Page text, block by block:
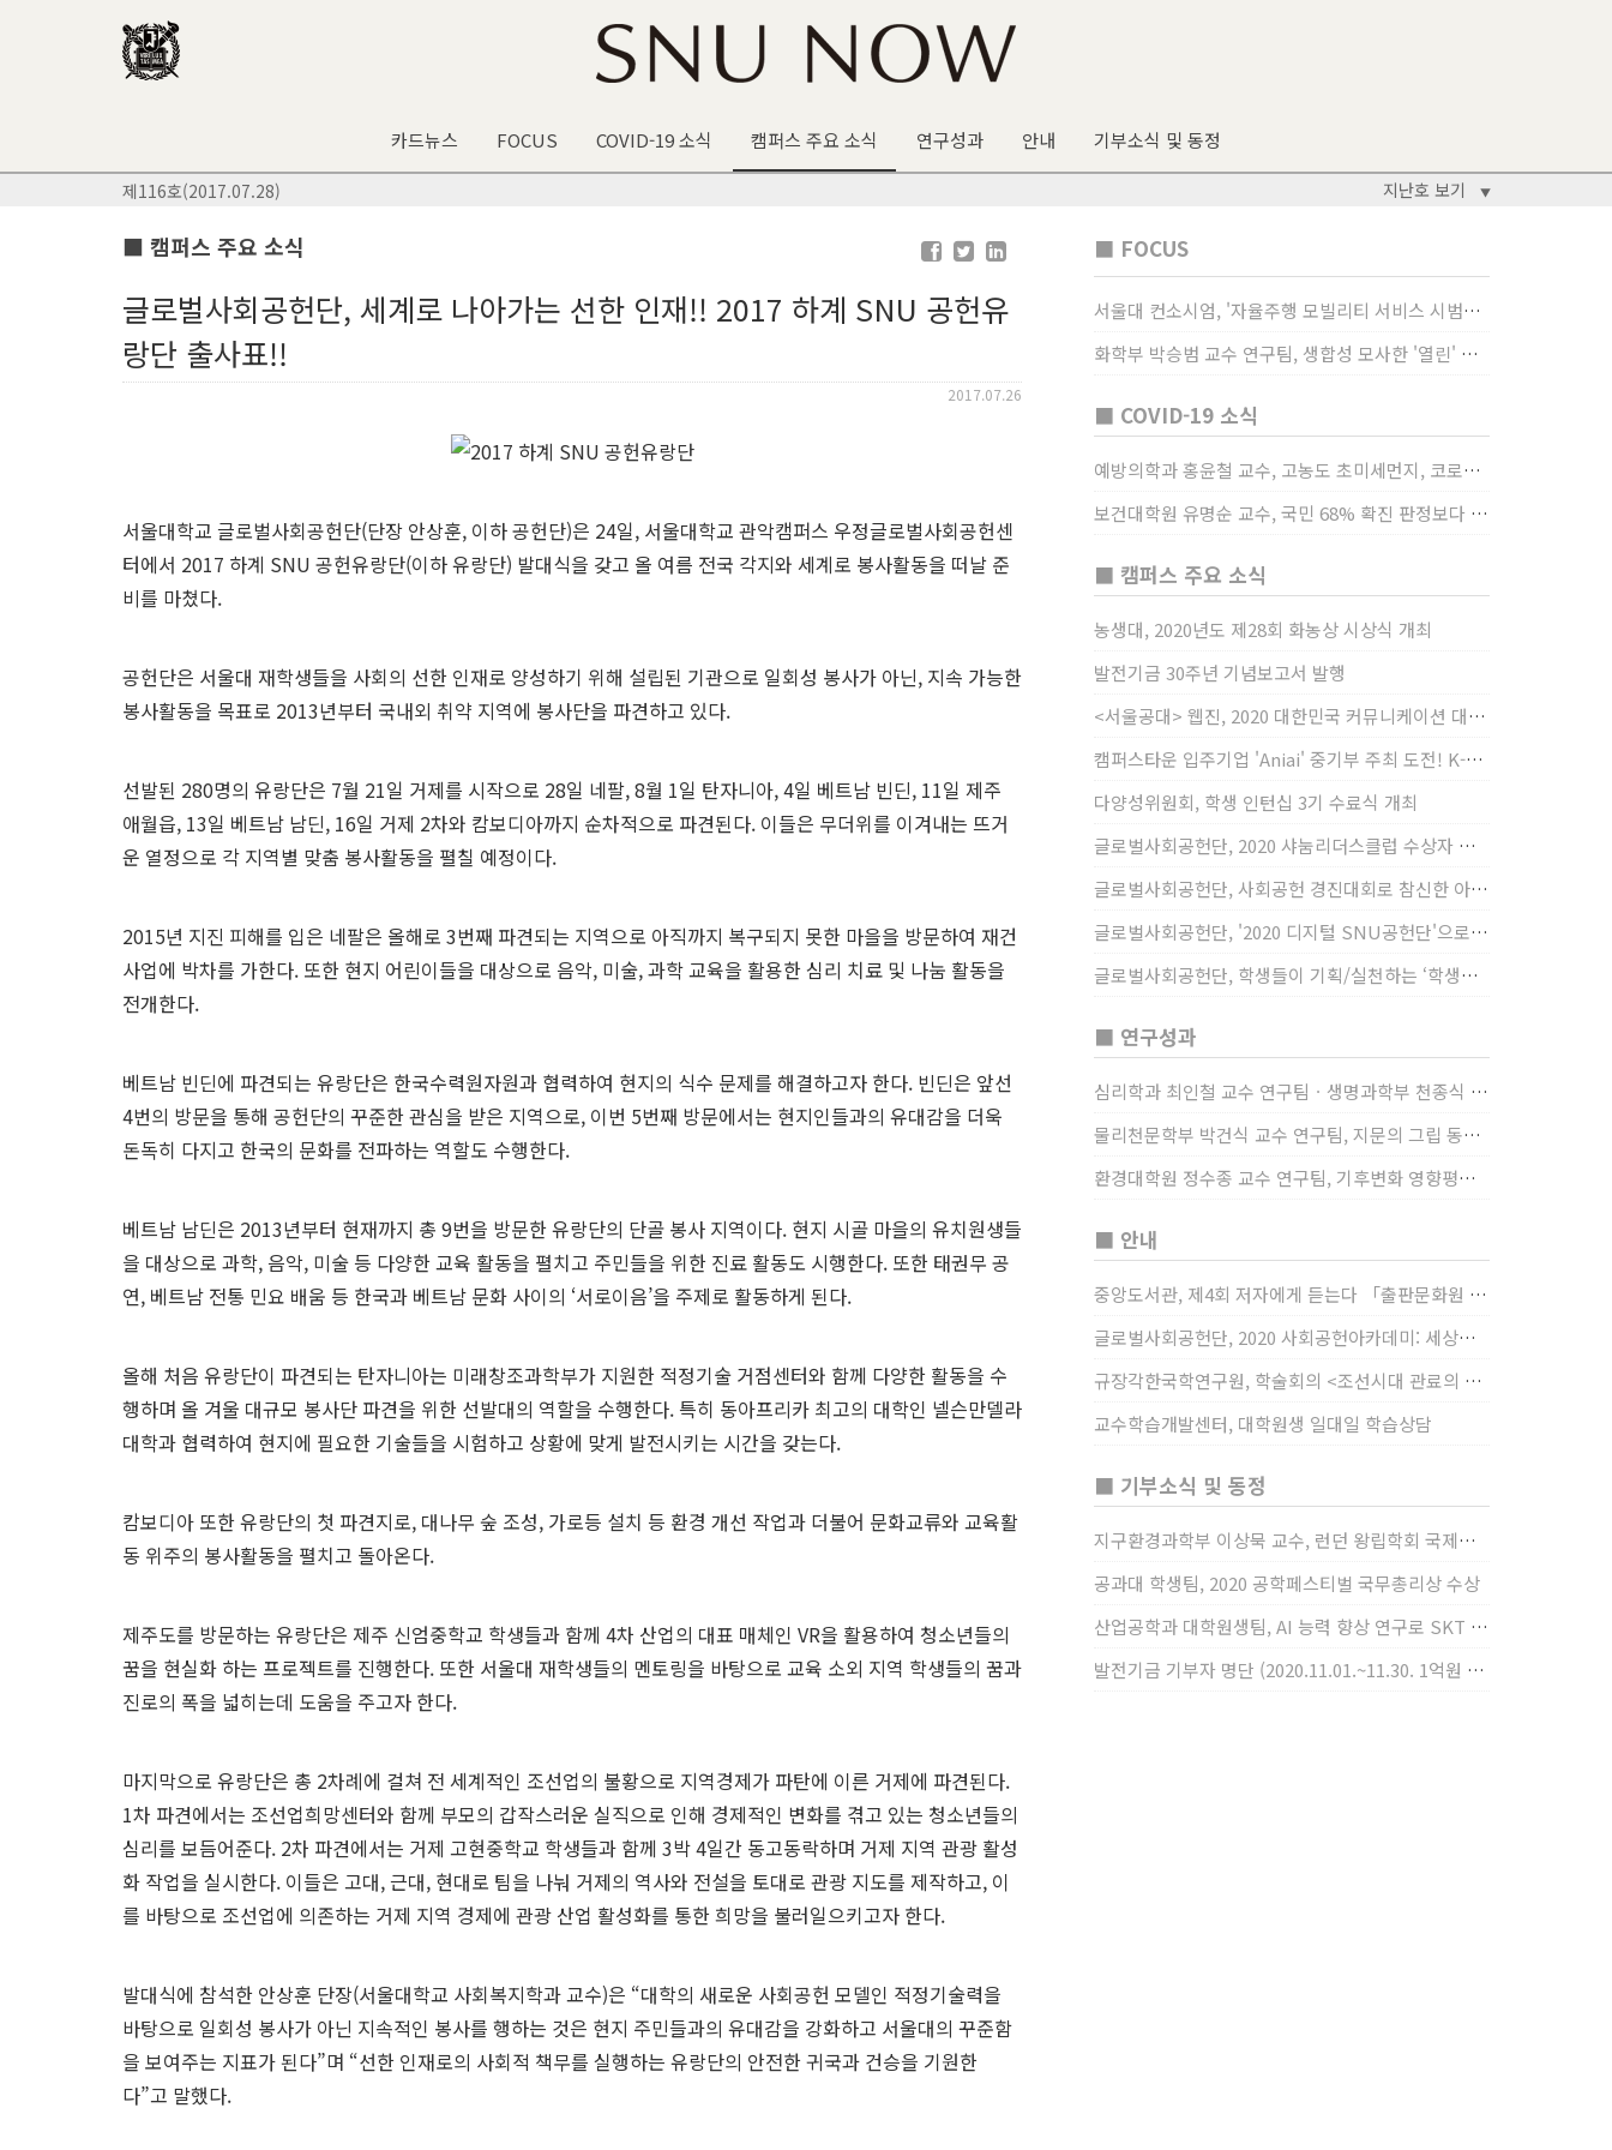
카드뉴스 FOCUS COVID-19 소식 캠퍼스 주요 소식 연구성과 안내 기부소식 및 동정
제116호(2017.07.28) 지난호 보기 ▼
■ 캠퍼스 주요 소식
글로벌사회공헌단, 세계로 나아가는 선한 인재!! 2017 하계 SNU 공헌유
랑단 출사표!!
2017.07.26
서울대학교 글로벌사회공헌단(단장 안상훈, 이하 공헌단)은 24일, 서울대학교 관악캠퍼스 우정글로벌사회공헌센
터에서 2017 하계 SNU 공헌유랑단(이하 유랑단) 발대식을 갖고 올 여름 전국 각지와 세계로 봉사활동을 떠날 준
비를 마쳤다.
공헌단은 서울대 재학생들을 사회의 선한 인재로 양성하기 위해 설립된 기관으로 일회성 봉사가 아닌, 지속 가능한
봉사활동을 목표로 2013년부터 국내외 취약 지역에 봉사단을 파견하고 있다.
선발된 280명의 유랑단은 7월 21일 거제를 시작으로 28일 네팔, 8월 1일 탄자니아, 4일 베트남 빈딘, 11일 제주
애월읍, 13일 베트남 남딘, 16일 거제 2차와 캄보디아까지 순차적으로 파견된다. 이들은 무더위를 이겨내는 뜨거
운 열정으로 각 지역별 맞춤 봉사활동을 펼칠 예정이다.
2015년 지진 피해를 입은 네팔은 올해로 3번째 파견되는 지역으로 아직까지 복구되지 못한 마을을 방문하여 재건
사업에 박차를 가한다. 또한 현지 어린이들을 대상으로 음악, 미술, 과학 교육을 활용한 심리 치료 및 나눔 활동을
전개한다.
베트남 빈딘에 파견되는 유랑단은 한국수력원자원과 협력하여 현지의 식수 문제를 해결하고자 한다. 빈딘은 앞선
4번의 방문을 통해 공헌단의 꾸준한 관심을 받은 지역으로, 이번 5번째 방문에서는 현지인들과의 유대감을 더욱
돈독히 다지고 한국의 문화를 전파하는 역할도 수행한다.
베트남 남딘은 2013년부터 현재까지 총 9번을 방문한 유랑단의 단골 봉사 지역이다. 현지 시골 마을의 유치원생들
을 대상으로 과학, 음악, 미술 등 다양한 교육 활동을 펼치고 주민들을 위한 진료 활동도 시행한다. 또한 태권무 공
연, 베트남 전통 민요 배움 등 한국과 베트남 문화 사이의 ‘서로이음’을 주제로 활동하게 된다.
올해 처음 유랑단이 파견되는 탄자니아는 미래창조과학부가 지원한 적정기술 거점센터와 함께 다양한 활동을 수
행하며 올 겨울 대규모 봉사단 파견을 위한 선발대의 역할을 수행한다. 특히 동아프리카 최고의 대학인 넬슨만델라
대학과 협력하여 현지에 필요한 기술들을 시험하고 상황에 맞게 발전시키는 시간을 갖는다.
캄보디아 또한 유랑단의 첫 파견지로, 대나무 숲 조성, 가로등 설치 등 환경 개선 작업과 더불어 문화교류와 교육활
동 위주의 봉사활동을 펼치고 돌아온다.
제주도를 방문하는 유랑단은 제주 신엄중학교 학생들과 함께 4차 산업의 대표 매체인 VR을 활용하여 청소년들의
꿈을 현실화 하는 프로젝트를 진행한다. 또한 서울대 재학생들의 멘토링을 바탕으로 교육 소외 지역 학생들의 꿈과
진로의 폭을 넓히는데 도움을 주고자 한다.
마지막으로 유랑단은 총 2차례에 걸쳐 전 세계적인 조선업의 불황으로 지역경제가 파탄에 이른 거제에 파견된다.
1차 파견에서는 조선업희망센터와 함께 부모의 갑작스러운 실직으로 인해 경제적인 변화를 겪고 있는 청소년들의
심리를 보듬어준다. 2차 파견에서는 거제 고현중학교 학생들과 함께 3박 4일간 동고동락하며 거제 지역 관광 활성
화 작업을 실시한다. 이들은 고대, 근대, 현대로 팀을 나눠 거제의 역사와 전설을 토대로 관광 지도를 제작하고, 이
를 바탕으로 조선업에 의존하는 거제 지역 경제에 관광 산업 활성화를 통한 희망을 불러일으키고자 한다.
발대식에 참석한 안상훈 단장(서울대학교 사회복지학과 교수)은 “대학의 새로운 사회공헌 모델인 적정기술력을
바탕으로 일회성 봉사가 아닌 지속적인 봉사를 행하는 것은 현지 주민들과의 유대감을 강화하고 서울대의 꾸준함
을 보여주는 지표가 된다”며 “선한 인재로의 사회적 책무를 실행하는 유랑단의 안전한 귀국과 건승을 기원한
다”고 말했다.
■ FOCUS
서울대 컨소시엄, '자율주행 모빌리티 서비스 시범사업' 수행
화학부 박승범 교수 연구팀, 생합성 모사한 '열린' 비타민 B3 합성법 개발
■ COVID-19 소식
예방의학과 홍윤철 교수, 고농도 초미세먼지, 코로나19 발병률·치명률 높인다
보건대학원 유명순 교수, 국민 68% 확진 판정보다 걸렸단 이유로 비난받는 걸 더 두려해
■ 캠퍼스 주요 소식
농생대, 2020년도 제28회 화농상 시상식 개최
발전기금 30주년 기념보고서 발행
<서울공대> 웹진, 2020 대한민국 커뮤니케이션 대상 창간사보 부문 최우수상 선정
캠퍼스타운 입주기업 'Aniai' 중기부 주최 도전! K-스타트업 대상 수상
다양성위원회, 학생 인턴십 3기 수료식 개최
글로벌사회공헌단, 2020 샤눔리더스클럽 수상자 시상
글로벌사회공헌단, 사회공헌 경진대회로 참신한 아이디어 발굴, 지원
글로벌사회공헌단, '2020 디지털 SNU공헌단'으로 새로운 사회공헌에 도전
글로벌사회공헌단, 학생들이 기획/실천하는 ‘학생사회공헌단 프로젝트’ 진행
■ 연구성과
심리학과 최인철 교수 연구팀ㆍ생명과학부 천종식 교수 연구팀, 장내 마이크로바이옴과 정서적 웰빙간 관계 규명
물리천문학부 박건식 교수 연구팀, 지문의 그립 동작에서의 역할 및 원리 규명
환경대학원 정수종 교수 연구팀, 기후변화 영향평가 모형을 통해 기후변화에 따른 급격한 토양수분의 감소가 발생하는 지역과 시간을 규명
■ 안내
중앙도서관, 제4회 저자에게 듣는다 「출판문화원 저술강연 개최」(12/17)
글로벌사회공헌단, 2020 사회공헌아카데미: 세상을 바꾸는 가슴 따뜻한 나눔(12/23~24)
규장각한국학연구원, 학술회의 <조선시대 관료의 인사> (12/22)
교수학습개발센터, 대학원생 일대일 학습상담
■ 기부소식 및 동정
지구환경과학부 이상묵 교수, 런던 왕립학회 국제장애인의 날 기념 “전 세계 장애가 있는 과학자”에 소개
공과대 학생팀, 2020 공학페스티벌 국무총리상 수상
산업공학과 대학원생팀, AI 능력 향상 연구로 SKT AI Fellowship 2기 최우수팀 선정
발전기금 기부자 명단 (2020.11.01.~11.30. 1억원 이상)